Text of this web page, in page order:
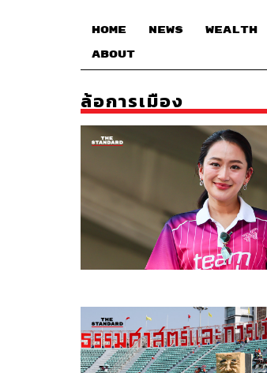
HOME NEWS WEALTH
ABOUT
ล้อการเมือง